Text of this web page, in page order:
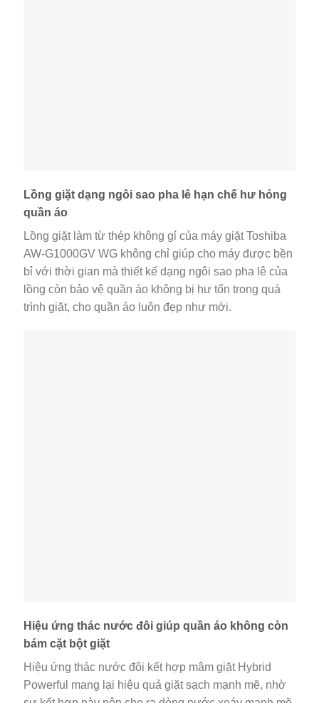
Lồng giặt dạng ngôi sao pha lê hạn chế hư hỏng
quần áo
Lồng giặt làm từ thép không gỉ của máy giặt Toshiba
AW-G1000GV WG không chỉ giúp cho máy được bền
bỉ với thời gian mà thiết kế dạng ngôi sao pha lê của
lồng còn bảo vệ quần áo không bị hư tổn trong quá
trình giặt, cho quần áo luôn đẹp như mới.
Hiệu ứng thác nước đôi giúp quần áo không còn
bám cặt bột giặt
Hiệu ứng thác nước đôi kết hợp mâm giặt Hybrid
Powerful mang lại hiệu quả giặt sạch mạnh mẽ, nhờ